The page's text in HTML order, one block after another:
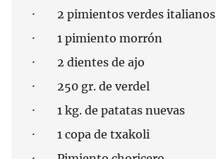
· 2 pimientos verdes italianos
· 1 pimiento morrón
· 2 dientes de ajo
· 250 gr. de verdel
· 1 kg. de patatas nuevas
· 1 copa de txakoli